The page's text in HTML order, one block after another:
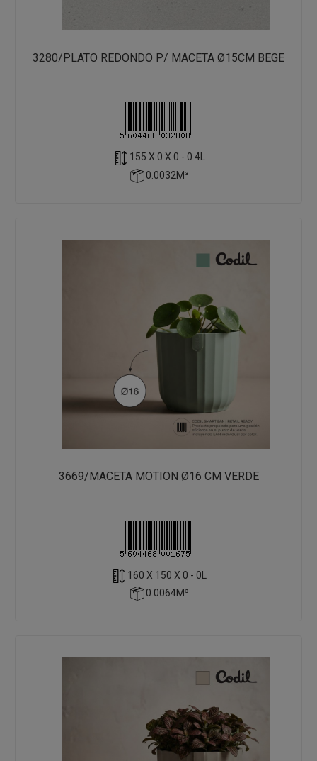
3280/PLATO REDONDO P/ MACETA Ø15CM BEGE
155 X 0 X 0 - 0.4L
0.0032M³
3669/MACETA MOTION Ø16 CM VERDE
160 X 150 X 0 - 0L
0.0064M³